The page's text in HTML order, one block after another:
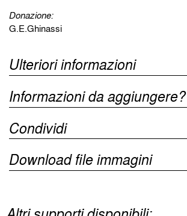
Donazione:
G.E.Ghinassi
Ulteriori informazioni
Informazioni da aggiungere?
Condividi
Download file immagini